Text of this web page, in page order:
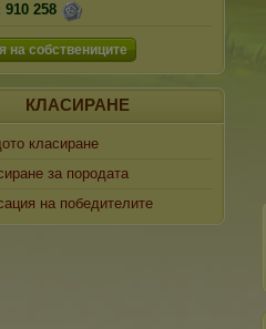
910 258
на собствениците
КЛАСИРАНЕ
класиране
за породата
на победителите